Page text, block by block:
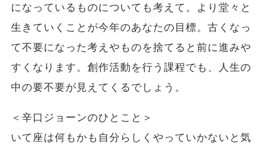
になっているものについても考えて。より堂々と
生きていくことが今年のあなたの目標。古くなっ
て不要になった考えやものを捨てると前に進みや
すくなります。創作活動を行う課程でも、人生の
中の要不要が見えてくるでしょう。
＜辛口ジョーンのひとこと＞
いて座は何もかも自分らしくやっていかないと気